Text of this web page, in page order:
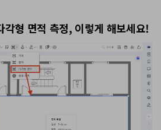
형 면적 측정, 이렇게 해보세요!